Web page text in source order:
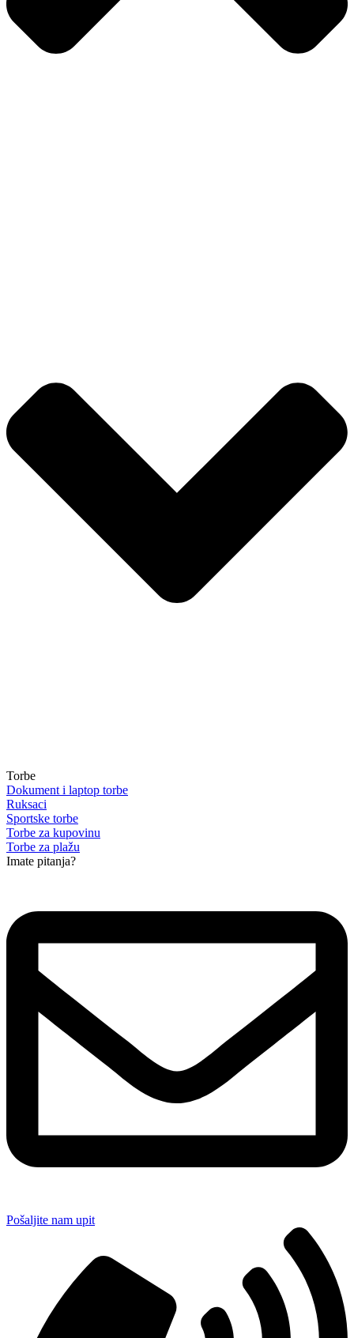
Torbe
Dokument i laptop torbe
Ruksaci
Sportske torbe
Torbe za kupovinu
Torbe za plažu
Imate pitanja?
Pošaljite nam upit